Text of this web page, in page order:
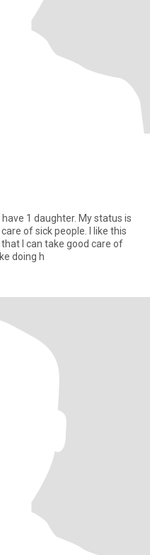
1 daughter. My status is
of sick people. I like this
I can take good care of
doing h